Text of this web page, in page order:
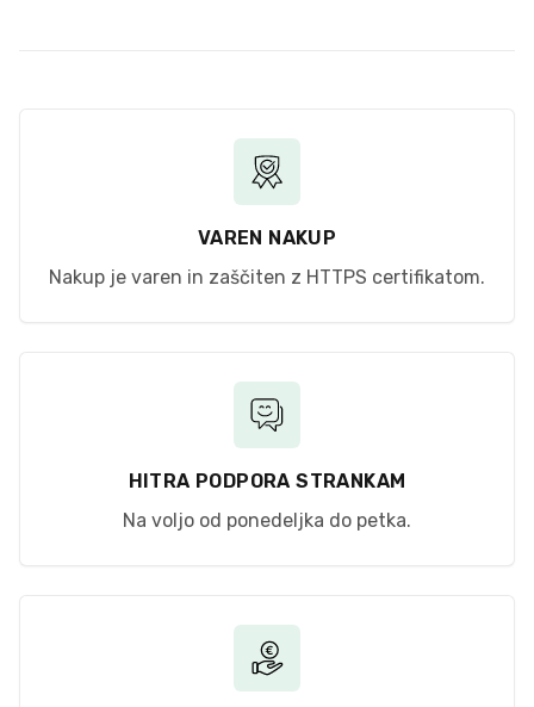
VAREN NAKUP
Nakup je varen in zaščiten z HTTPS certifikatom.
HITRA PODPORA STRANKAM
Na voljo od ponedeljka do petka.